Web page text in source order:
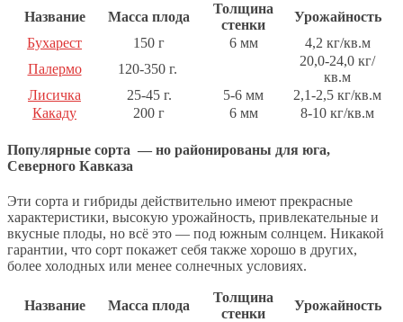
Название Масса плода
Толщина
стенки
Урожайность
Бухарест
150 г 6 мм
4,2 кг/кв.м
Палермо
120-350 г.
20,0-24,0 кг/
кв.м
Лисичка
25-45 г. 5-6 мм
2,1-2,5 кг/кв.м
Какаду
200 г 6 мм 8-10 кг/кв.м
Популярные сорта — но районированы для юга,
Северного Кавказа
Эти сорта и гибриды действительно имеют прекрасные
характеристики, высокую урожайность, привлекательные и
вкусные плоды, но всё это — под южным солнцем. Никакой
гарантии, что сорт покажет себя также хорошо в других,
более холодных или менее солнечных условиях.
Название Масса плода
Толщина
стенки
Урожайность